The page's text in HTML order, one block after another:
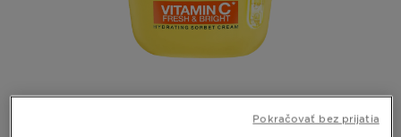
SKIN NATURALSPokračovať bez prijatia